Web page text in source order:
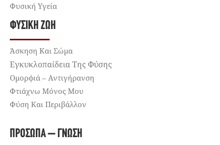
Φυσική Υγεία
ΦΥΣΙΚΉ ΖΩΉ
Άσκηση Και Σώμα
Εγκυκλοπαίδεια Της Φύσης
Ομορφιά – Αντιγήρανση
Φτιάχνω Μόνος Μου
Φύση Και Περιβάλλον
ΠΡΌΣΩΠΑ – ΓΝΏΣΗ